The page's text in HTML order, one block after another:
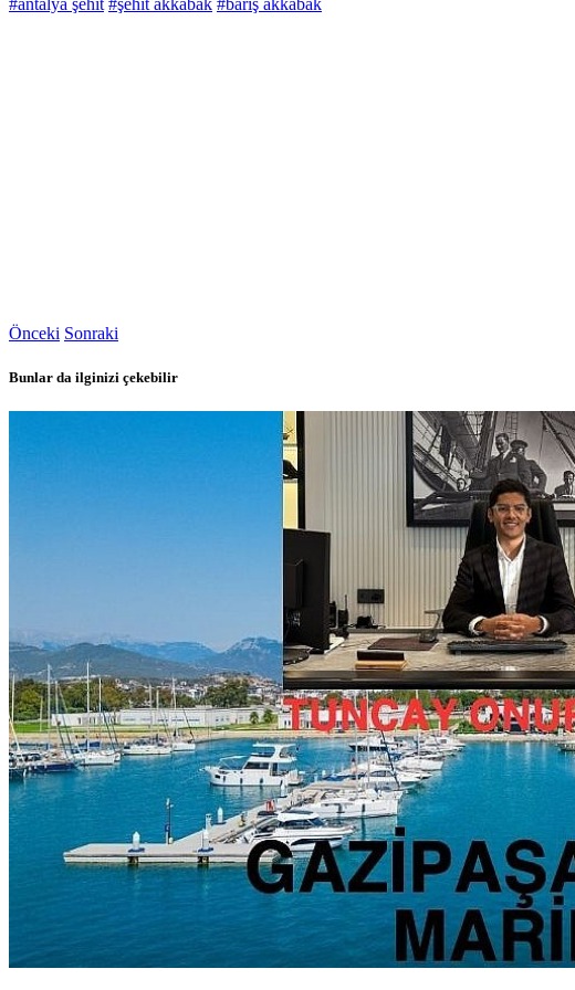
#antalya şehit #şehit akkabak #barış akkabak
Önceki Sonraki
Bunlar da ilginizi çekebilir